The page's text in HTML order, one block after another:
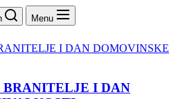
Menu
BRANITELJE I DAN